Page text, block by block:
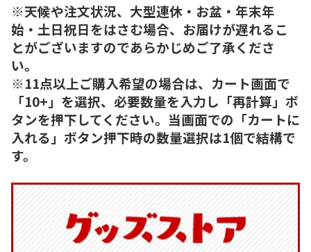
※天候や注文状況、大型連休・お盆・年末年
始・土日祝日をはさむ場合、お届けが遅れるこ
とがございますのであらかじめご了承くださ
い。
※11点以上ご購入希望の場合は、カート画面で
「10+」を選択、必要数量を入力し「再計算」ボ
タンを押下してください。当画面での「カートに
入れる」ボタン押下時の数量選択は1個で結構で
す。